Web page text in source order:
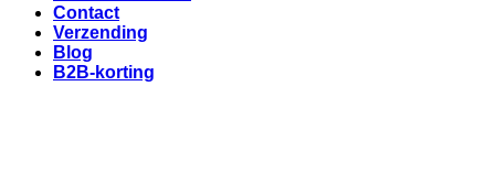
Contact
Verzending
Blog
B2B-korting